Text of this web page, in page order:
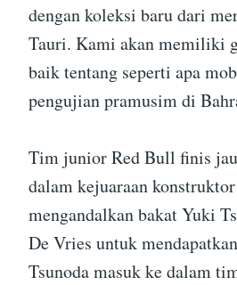
dengan koleksi baru dari
Tauri. Kami akan memiliki
baik tentang seperti apa
pengujian pramusim di
Tim junior Red Bull finis
dalam kejuaraan
mengandalkan bakat Yuki
De Vries untuk
Tsunoda masuk ke dalam